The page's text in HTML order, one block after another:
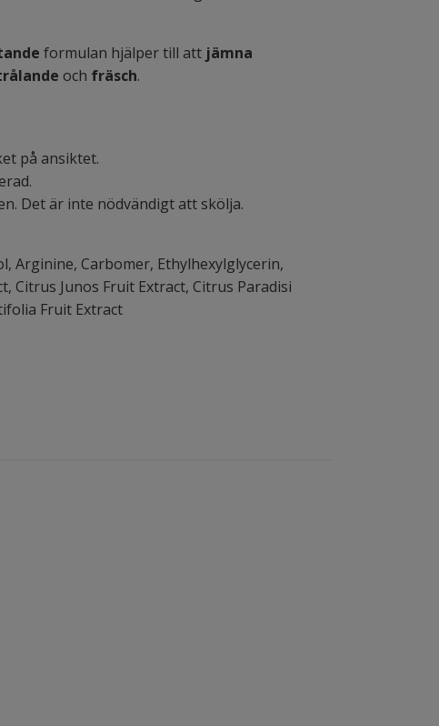
formulan hjälper till att jämna
och fräsch.
på ansiktet.
Det är inte nödvändigt att skölja.
Arginine, Carbomer, Ethylhexylglycerin,
Citrus Junos Fruit Extract, Citrus Paradisi
Fruit Extract